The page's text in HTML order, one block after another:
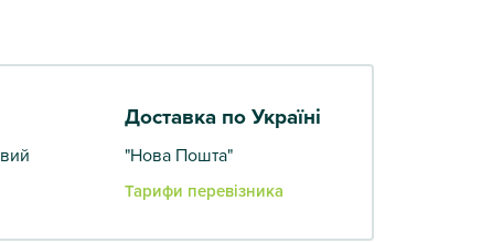
Доставка по Україні
"Нова Пошта"
Тарифи перевізника